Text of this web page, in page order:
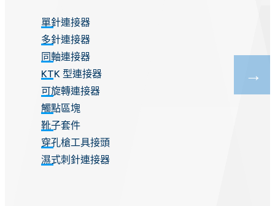
單針連接器
多針連接器
同軸連接器
KTK 型連接器
可旋轉連接器
觸點區塊
靴子套件
穿孔槍工具接頭
濕式刺針連接器